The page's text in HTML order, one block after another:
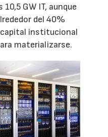
GW IT, aunque
del 40%
institucional
materializarse.